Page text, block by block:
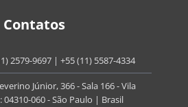
Contatos
2579-9697 | +55 (11) 5587-4334
Júnior, 366 - Sala 166 - Vila
04310-060 - São Paulo | Brasil